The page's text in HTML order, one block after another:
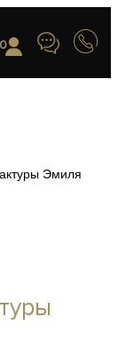
0
Эмиля